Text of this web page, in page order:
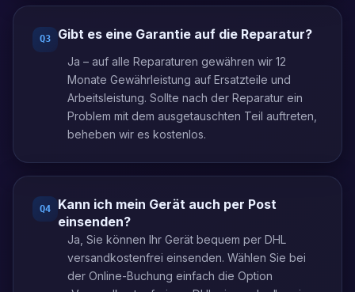
Q3 Gibt es eine Garantie auf die Reparatur?
Ja – auf alle Reparaturen gewähren wir 12
Monate Gewährleistung auf Ersatzteile und
Arbeitsleistung. Sollte nach der Reparatur ein
Problem mit dem ausgetauschten Teil auftreten,
beheben wir es kostenlos.
Q4
Kann ich mein Gerät auch per Post
einsenden?
Ja, Sie können Ihr Gerät bequem per DHL
versandkostenfrei einsenden. Wählen Sie bei
der Online-Buchung einfach die Option